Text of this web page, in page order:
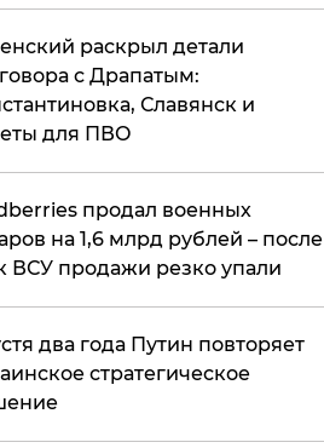
раскрыл детали
с Драпатым:
Славянск и
для ПВО
продал военных
на 1,6 млрд рублей – после
ВСУ продажи резко упали
два года Путин повторяет
стратегическое